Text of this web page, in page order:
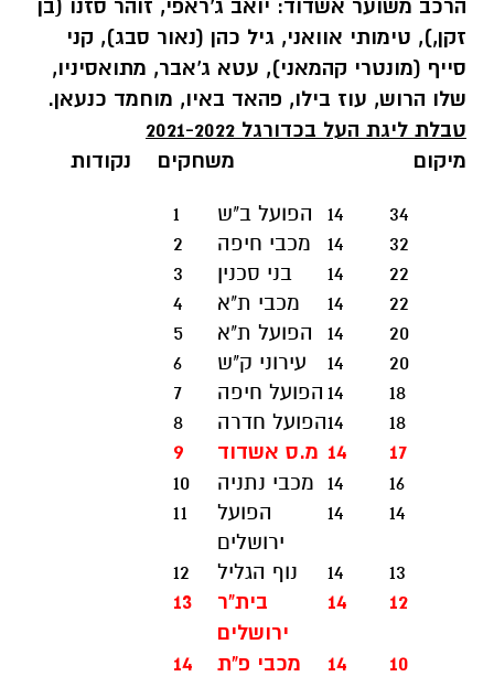
הרכב משוער אשדוד: יואב ג'ראפי, זוהר סזנו (בן
זקן,), טימותי אוואני, גיל כהן (נאור סבג), קני
סייף (מונטרי קהמאני), עטא ג'אבר, מתואסיניו,
שלו הרוש, עוז בילו, פהאד באיו, מוחמד כנעאן.
טבלת ליגת העל בכדורגל 2021-2022
מיקום
משחקים נקודות
34
14 הפועל ב"ש
1
32
14 מכבי חיפה
2
22
14 בני סכנין
3
22
14 מכבי ת"א
4
20
14 הפועל ת"א
5
20
14 עירוני ק"ש
6
18
14 הפועל חיפה
7
18
14הפועל חדרה 8
17
14 מ.ס אשדוד 9
16
14 מכבי נתניה
10
14
14
הפועל
ירושלים
11
13
14 נוף הגליל 12
12
14
בית"ר
ירושלים
13
10
14 מכבי פ"ת 14